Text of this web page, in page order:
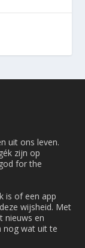
uit ons leven.
zijn op
for the
is of een app
wijsheid. Met
nieuws en
nog wat uit te